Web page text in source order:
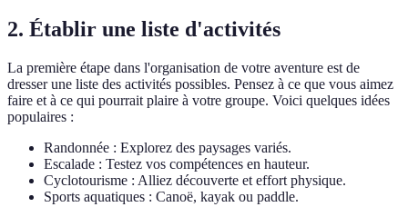
2. Établir une liste d'activités
La première étape dans l'organisation de votre aventure est de
dresser une liste des activités possibles. Pensez à ce que vous aimez
faire et à ce qui pourrait plaire à votre groupe. Voici quelques idées
populaires :
Randonnée : Explorez des paysages variés.
Escalade : Testez vos compétences en hauteur.
Cyclotourisme : Alliez découverte et effort physique.
Sports aquatiques : Canoë, kayak ou paddle.